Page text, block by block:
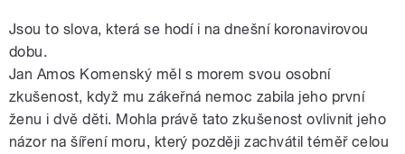
Jsou to slova, která se hodí i na dnešní koronavirovou
dobu.
Jan Amos Komenský měl s morem svou osobní
zkušenost, když mu zákeřná nemoc zabila jeho první
ženu i dvě děti. Mohla právě tato zkušenost ovlivnit jeho
názor na šíření moru, který později zachvátil téměř celou